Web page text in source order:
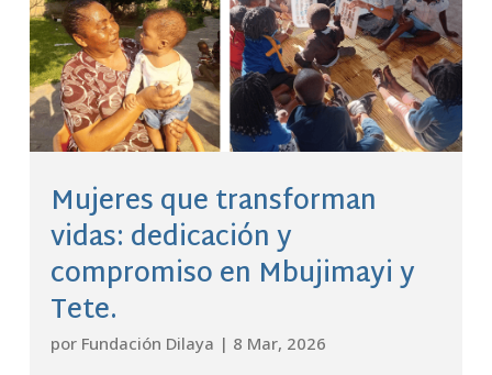
Mujeres que transforman
vidas: dedicación y
compromiso en Mbujimayi y
Tete.
por Fundación Dilaya | 8 Mar, 2026